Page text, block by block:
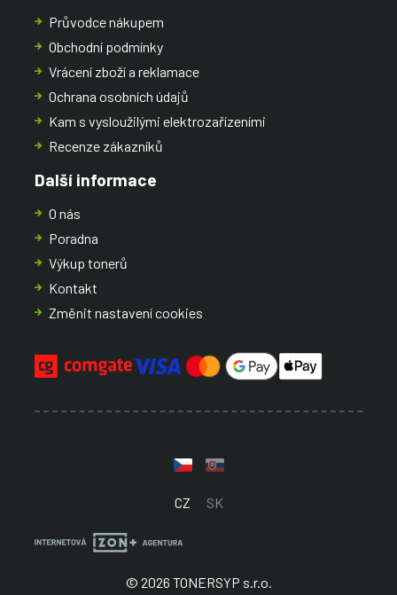
Průvodce nákupem
Obchodní podmínky
Vrácení zboží a reklamace
Ochrana osobních údajů
Kam s vysloužilými elektrozařízeními
Recenze zákazníků
Další informace
O nás
Poradna
Výkup tonerů
Kontakt
Změnit nastavení cookies
CZ SK
© 2026 TONERSYP s.r.o.